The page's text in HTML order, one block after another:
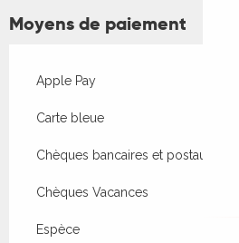
Moyens de paiement
Apple Pay
Carte bleue
Chèques bancaires et postaux
Chèques Vacances
Espèce